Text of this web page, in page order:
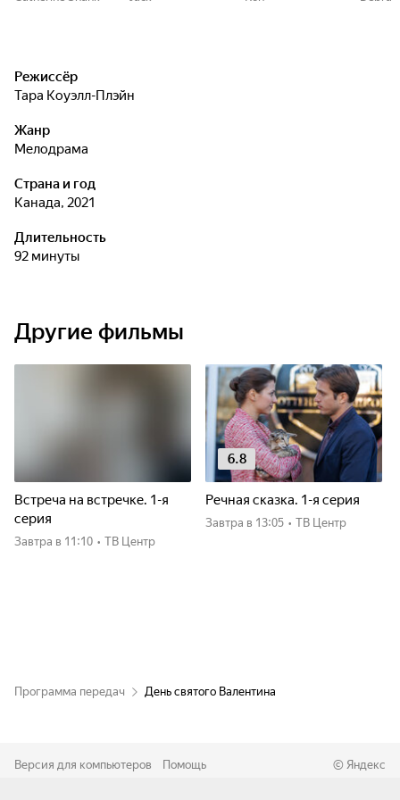
Режиссёр
Тара Коуэлл-Плэйн
Жанр
мелодрама
Страна и год
Канада, 2021
Длительность
92 минуты
Другие фильмы
Встреча на встречке. 1-я
серия
Завтра в 11:10 • ТВ Центр
6.8
Речная сказка. 1-я серия
Завтра в 13:05 • ТВ Центр
Программа передач День святого Валентина
Версия для компьютеров Помощь © Яндекс